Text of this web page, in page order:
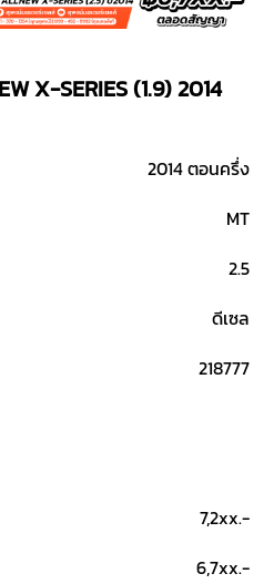
X-SERIES (1.9) 2014
2014 ตอนครึ่ง
MT
2.5
ดีเซล
218777
7,2xx.-
6,7xx.-